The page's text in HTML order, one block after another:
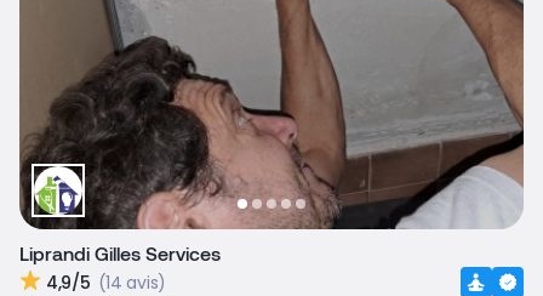
Liprandi Gilles Services
4,9/5 (14 avis)